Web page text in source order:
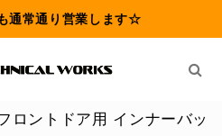
通常通り営業します☆
ントドア用 インナーバッ